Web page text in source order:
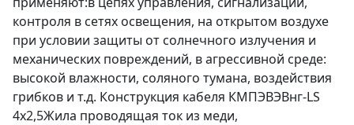
контроля в сетях освещения, на открытом воздухе
при условии защиты от солнечного излучения и
механических повреждений, в агрессивной среде:
высокой влажности, соляного тумана, воздействия
грибков и т.д. Конструкция кабеля КМПЭВЭВнг-LS
4х2,5Жила проводящая ток из меди,